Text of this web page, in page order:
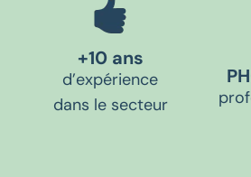
+10 ans
d’expérience
dans le secteur